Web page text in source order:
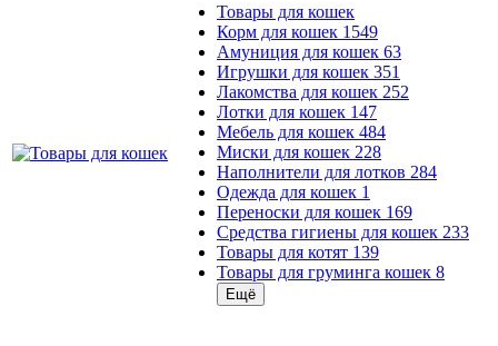
Товары для кошек
Корм для кошек 1549
Амуниция для кошек 63
Игрушки для кошек 351
Лакомства для кошек 252
Лотки для кошек 147
Мебель для кошек 484
Миски для кошек 228
Наполнители для лотков 284
Одежда для кошек 1
Переноски для кошек 169
Средства гигиены для кошек 233
Товары для котят 139
Товары для груминга кошек 8
Ещё